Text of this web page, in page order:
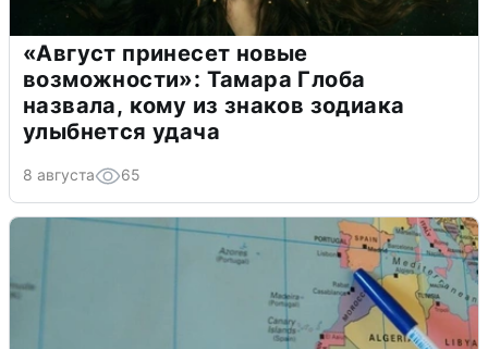
«Август принесет новые
возможности»: Тамара Глоба
назвала, кому из знаков зодиака
улыбнется удача
8 августа 65